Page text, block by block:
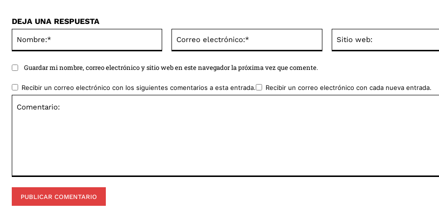
DEJA UNA RESPUESTA
electrónico:*
Guardar mi nombre, correo electrónico y sitio web en este navegador la próxima vez que comente.
Recibir un correo electrónico con los siguientes comentarios a esta entrada. Recibir un correo electrónico con cada nueva entrada.